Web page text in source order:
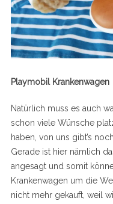
Playmobil Krankenwagen
Natürlich muss es auch
schon viele Wünsche
haben, von uns gibt’s
Gerade ist hier nämlich
angesagt und somit
Krankenwagen um die
nicht mehr gekauft, weil